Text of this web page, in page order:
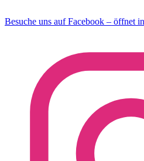
Besuche uns auf Facebook – öffnet